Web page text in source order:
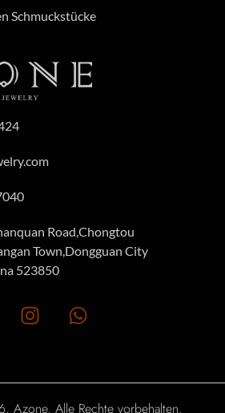
Road,Chongtou
Town,Dongguan City
523850
Schmuckstücke